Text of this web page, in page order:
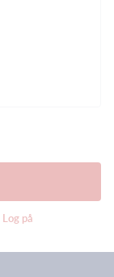
Log på